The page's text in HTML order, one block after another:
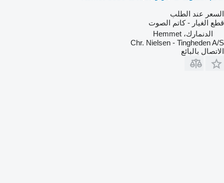
السعر عند الطلب
قطع الغيار - كاتم الصوت
الدنمارك، Hemmet
Chr. Nielsen - Tingheden A/S
الاتصال بالبائع